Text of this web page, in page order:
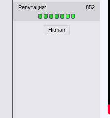
Репутация:
852
Hitman